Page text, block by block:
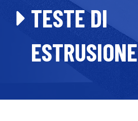
TESTE DI
ESTRUSIONE